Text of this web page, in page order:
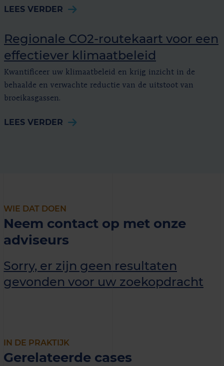
LEES VERDER
Regionale CO2-routekaart voor een
effectiever klimaatbeleid
Kwantificeer uw klimaatbeleid en krijg inzicht in de
behaalde en verwachte reductie van de uitstoot van
broeikasgassen.
LEES VERDER
WIE DAT DOEN
Neem contact op met onze
adviseurs
Sorry, er zijn geen resultaten
gevonden voor uw zoekopdracht
IN DE PRAKTIJK
Gerelateerde cases